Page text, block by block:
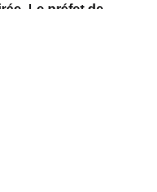
Le préfet de